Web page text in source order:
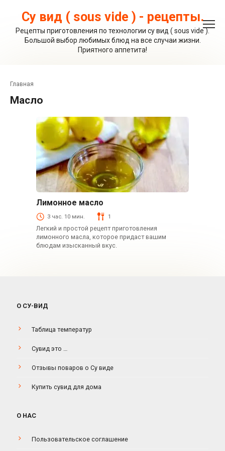
контентуСу вид ( sous vide ) - рецепты.
Рецепты приготовления по технологии су вид ( sous vide ).
Большой выбор любимых блюд на все случаи жизни.
Приятного аппетита!
Главная
масло
Лимонное масло
3 час. 10 мин. 1
Легкий и простой рецепт приготовления
лимонного масла, которое придаст вашим
блюдам изысканный вкус.
О СУ-ВИД
Таблица температур
Сувид это …
Отзывы поваров о Су виде
Купить сувид для дома
О НАС
Пользовательское соглашение